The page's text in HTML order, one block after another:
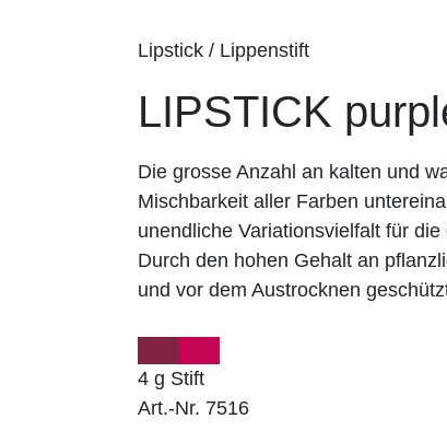
Lipstick / Lippenstift
LIPSTICK
Die grosse Anzahl an kalten und
Mischbarkeit aller Farben
unendliche Variationsvielfalt für
Durch den hohen Gehalt an
und vor dem Austrocknen
4 g Stift
Art.-Nr. 7516